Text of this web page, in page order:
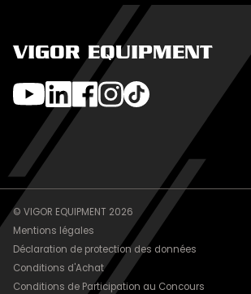
VIGOR EQUIPMENT
© VIGOR EQUIPMENT 2026
Mentions légales
Déclaration de protection des données
Conditions d'Achat
Conditions de Participation au Concours